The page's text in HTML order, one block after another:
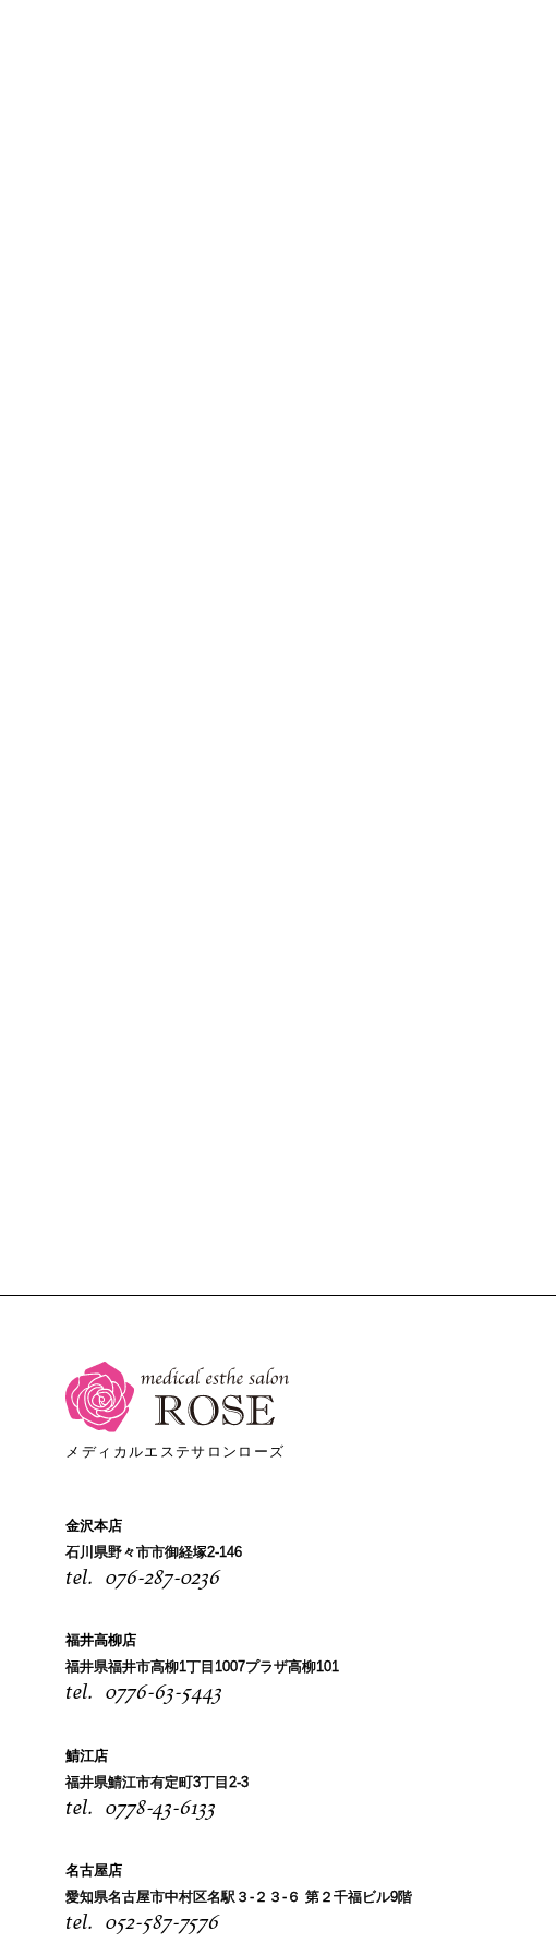
メディカルエステサロンローズ
金沢本店
石川県野々市市御経塚2-146
076-287-0236
福井高柳店
福井県福井市高柳1丁目1007プラザ高柳101
0776-63-5443
鯖江店
福井県鯖江市有定町3丁目2-3
0778-43-6133
名古屋店
愛知県名古屋市中村区名駅３-２３-６ 第２千福ビル9階
052-587-7576